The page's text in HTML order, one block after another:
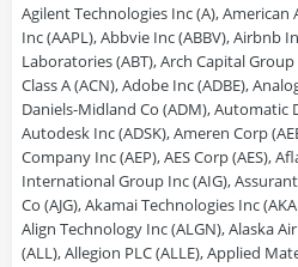
Agilent Technologies Inc (A), American Airlines Group Inc (AAL), Apple Inc (AAPL), Abbvie Inc (ABBV), Airbnb Inc Class A (ABNB), Abbott Laboratories (ABT), Arch Capital Group Ltd (ACGL), Accenture PLC Class A (ACN), Adobe Inc (ADBE), Analog Devices Inc (ADI), Archer-Daniels-Midland Co (ADM), Automatic Data Processing Inc (ADP), Autodesk Inc (ADSK), Ameren Corp (AEE), American Electric Power Company Inc (AEP), AES Corp (AES), Aflac Inc (AFL), American International Group Inc (AIG), Assurant Inc (AIZ), Arthur J. Gallagher & Co (AJG), Akamai Technologies Inc (AKAM), Albemarle Corp (ALB), Align Technology Inc (ALGN), Alaska Air Group Inc (ALK), Allstate Corp (ALL), Allegion PLC (ALLE), Applied Materials Inc (AMAT), Amcor PLC (AMCR), Advanced Micro Devices Inc (AMD), AMETEK Inc (AME), Amgen Inc (AMGN), Ameriprise Financial Inc (AMP), American Tower (AMT), Amazon.com Inc (AMZN), Arista Networks Inc (ANET), ANSYS Inc (ANSS), Aon PLC Class A (AON), A O Smith Corp (AOS), APA Corp (US) (APA), Air Products and Chemicals Inc (APD), Amphenol Corp Class A (APH), Aptiv PLC (APTV), Alexandria Real Estate Equities Inc (ARE), Atmos Energy Corp (ATO), AvalonBay Communities (AVB), Broadcom Inc (AVGO), Avery Dennison Corp (AVY), American Water Works Company Inc (AWK), Axon Enterprise Inc (AXON), American Express Co (AXP), Autozone Inc (AZO), Boeing Co (BA), Bank of America Corp (BAC), Ball Corp (BALL), Baxter International Inc (BAX), Bath & Body Works Inc (BBWI), Best Buy Co Inc (BBY), Becton Dickinson and Co (BDX), Franklin Resources Inc (BEN), Brown-Forman Corp Class B (BF.B), Bunge Ltd (BG), Biogen Inc (BIIB), Bio Rad Laboratories Inc Class A (BIO), Bank of New York Mellon Corp (BK), Booking Holdings Inc (BKNG), Baker Hughes Company Class A (BKR), BlackRock Inc (BLK), Bristol-Myers Squibb Co (BMY), Broadridge Financial Solutions Inc (BR), Berkshire Hathaway Inc Class B (BRK.B), Brown & Brown Inc (BRO), Boston Scientific Corp (BSX), Borgwarner Inc (BWA), Blackstone Inc (BX), Boston Properties (BXP), Citigroup Inc (C), Conagra Brands Inc (CAG), Cardinal Health Inc (CAH), Carrier Global Corp (CARR), Caterpillar Inc (CAT), Chubb Ltd (CB), Cboe Global Markets Inc (CBOE), CBRE Group Inc Class A (CBRE), Crown Castle Inc (CCI), Carnival Corp (CCL), Ceridian HCM Holding Inc (CDAY), Cadence Design Systems Inc (CDNS), CDW Corp (CDW), Celanese Corp (CE), Constellation Energy Corp (CEG), CF Industries Holdings Inc (CF), Citizens Financial Group Inc (CFG), Cigna Group (CI), Cincinnati Financial Corp (CINF), Colgate-Palmolive Co (CL), Clorox Co (CLX), Comerica Inc (CMA), Comcast Corp Class A (CMCSA), CME Group Inc Class A (CME), Chipotle Mexican Grill Inc (CMG), Cummins Inc (CMI), CMS Energy Corp (CMS), Centene Corp (CNC), CenterPoint Energy Inc (CNP), Capital One Financial Corp (COF), Cooper Companies Inc (COO), Conocophillips (COP), Cencora Inc (COR), Costco Wholesale Corp (COST), Campbell Soup Co (CPB), Copart Inc (CPRT), Camden Property Trust (CPT), Charles River Laboratories International Inc (CRL), Salesforce Inc (CRM), Cisco Systems Inc (CSCO), CoStar Group Inc (CSGP), CSX Corp (CSX), Cintas Corp (CTAS), Catalent Inc (CTLT), Coterra Energy Inc (CTRA), Cognizant Technology Solutions Corp Class A (CTSH), Corteva Inc (CTVA), CVS Health Corp (CVS), Chevron Corp (CVX), Caesars Entertainment Inc (CZR), Dominion Energy Inc (D), Delta Air Lines Inc (DAL), Dupont De Nemours Inc (DD), Deere & Co (DE), Discover Financial Services (DFS), Dollar General Corp (DG), Quest Diagnostics Inc (DGX), DR Horton Inc (DHI), Danaher Corp (DHR), Walt Disney Co (DIS), Digital Realty Trust (DLR), Dollar Tree Inc (DLTR), Dover Corp (DOV), Dow Inc (DOW), Domino's Pizza Inc (DPZ), Darden Restaurants Inc (DRI), DTE Energy Co (DTE), Duke Energy Corp (DUK), DaVita Inc (DVA), Devon Energy Corp (DVN), Dexcom Inc (DXCM), Electronic Arts Inc (EA), eBay Inc (EBAY), Ecolab Inc (ECL), Consolidated Edison Inc (ED), Equifax Inc (EFX), Everest Group Ltd (EG), Edison International (EIX), Estee Lauder Companies Inc Class A (EL), Elevance Health Inc (ELV), Eastman Chemical Co (EMN), Emerson Electric Co (EMR), Enphase Energy Inc (ENPH), EOG Resources Inc (EOG), Epam Systems Inc (EPAM), Equinix Inc (EQIX), Equity Residential (EQR), EQT Corp (EQT), Eversource Energy (ES), Essex Property Trust (ESS), Eaton Corporation PLC (ETN), Entergy Corp (ETR), ETSY Inc (ETSY), Evergy Inc (EVRG), Edwards Lifesciences Corp (EW), Exelon Corp (EXC), Expeditors International of Washington Inc (EXPD), Expedia Group Inc (EXPE), Extra Space Storage Inc (EXR), Ford Motor Co (F), Diamondback Energy Inc (FANG), Fastenal Co (FAST), Freeport-McMoRan Inc (FCX), Factset Research Systems Inc (FDS), FedEx Corp (FDX), FirstEnergy Corp (FE), F5 Inc (FFIV), Fiserv Inc (FI), Fair Isaac Corp (FICO), Fidelity National Information Services Inc (FIS), Fifth Third Bancorp (FITB), Fleetcor Technologies Inc (FLT), FMC Corp (FMC), Fox Corp Class B (FOX), Fox Corp Class A (FOXA), Federal Realty Investment Trust (FRT), First Solar Inc (FSLR), Fortinet Inc (FTNT), Fortive Corp (FTV), General Dynamics Corp (GD), General Electric Co (GE), GE Healthcare Technologies Inc (GEHC), Gen Digital Inc (GEN), Gilead Sciences Inc (GILD), General Mills Inc (GIS), Globe Life Inc (GL), Corning Inc (GLW), General Motors Co (GM), Generac Holdings Inc (GNRC), Alphabet Inc Class C (GOOG), Alphabet Inc Class A (GOOGL), Genuine Parts Co (GPC), Global Payments Inc (GPN), Garmin Ltd (GRMN), Goldman Sachs Group Inc (GS), WW Grainger Inc (GWW),